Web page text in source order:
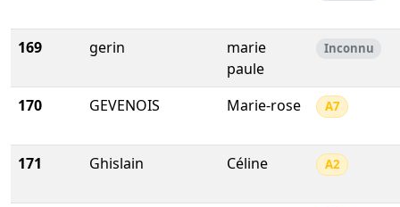
169 gerin
marie
paule
Inconnu
170 GEVENOIS Marie-rose A7
171 Ghislain Céline A2